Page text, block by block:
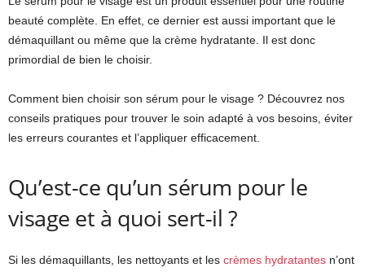
beauté complète. En effet, ce dernier est aussi important que le
démaquillant ou même que la crème hydratante. Il est donc
primordial de bien le choisir.
Comment bien choisir son sérum pour le visage ? Découvrez nos
conseils pratiques pour trouver le soin adapté à vos besoins, éviter
les erreurs courantes et l’appliquer efficacement.
Qu’est-ce qu’un sérum pour le
visage et à quoi sert-il ?
Si les démaquillants, les nettoyants et les crèmes hydratantes n’ont